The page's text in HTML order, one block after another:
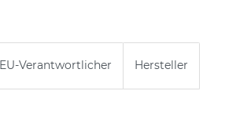
EU-Verantwortlicher Hersteller